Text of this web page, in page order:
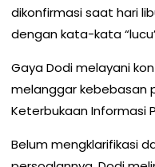
dikonfirmasi saat hari
dengan kata-kata
Gaya Dodi melayani
melanggar kebebasan
Keterbukaan Informasi
Belum mengklarifikasi